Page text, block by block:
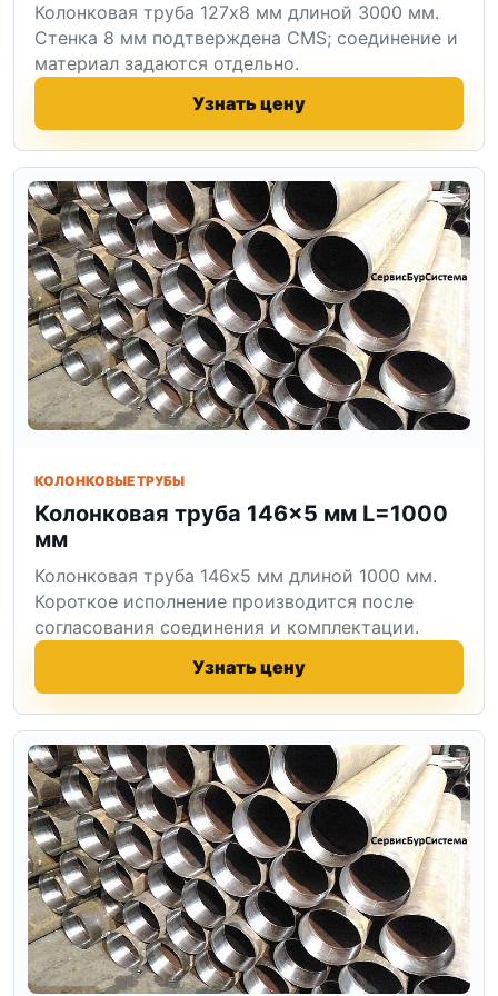
Колонковая труба 127x8 мм длиной 3000 мм.
Стенка 8 мм подтверждена CMS; соединение и
материал задаются отдельно.
Узнать цену
КОЛОНКОВЫЕ ТРУБЫ
Колонковая труба 146×5 мм L=1000
мм
Колонковая труба 146x5 мм длиной 1000 мм.
Короткое исполнение производится после
согласования соединения и комплектации.
Узнать цену